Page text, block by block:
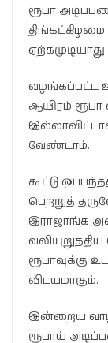
ரூபா
ஏற்கமுடியாது.
வழங்கப்பட்ட
ஆயிரம்
வேண்டாம்.
கூட்டு
பெற்றுத்
இராஜாங்க
ரூபாவுக்கு
விடயமாகும்.
இன்றைய
ரூபாய்